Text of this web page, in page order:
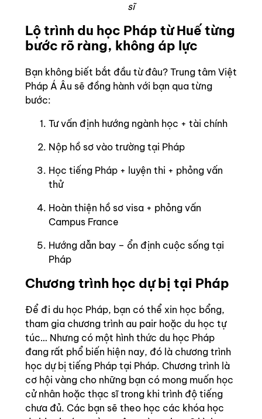
sĩ
Lộ trình du học Pháp từ Huế từng
bước rõ ràng, không áp lực
Bạn không biết bắt đầu từ đâu? Trung tâm Việt
Pháp Á Âu sẽ đồng hành với bạn qua từng
bước:
Tư vấn định hướng ngành học + tài chính
Nộp hồ sơ vào trường tại Pháp
Học tiếng Pháp + luyện thi + phỏng vấn
thử
Hoàn thiện hồ sơ visa + phỏng vấn
Campus France
Hướng dẫn bay – ổn định cuộc sống tại
Pháp
Chương trình học dự bị tại Pháp
Để đi du học Pháp, bạn có thể xin học bổng,
tham gia chương trình au pair hoặc du học tự
túc… Nhưng có một hình thức du học Pháp
đang rất phổ biến hiện nay, đó là chương trình
học dự bị tiếng Pháp tại Pháp. Chương trình là
cơ hội vàng cho những bạn có mong muốn học
cử nhân hoặc thạc sĩ trong khi trình độ tiếng
chưa đủ. Các bạn sẽ theo học các khóa học